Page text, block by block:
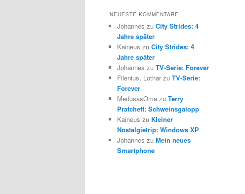
NEUESTE KOMMENTARE
Johannes zu City Strides: 4
Jahre später
Kaineus zu City Strides: 4
Jahre später
Johannes zu TV-Serie: Forever
Filenius, Lothar zu TV-Serie:
Forever
MedusasOma zu Terry
Pratchett: Schweinsgalopp
Kaineus zu Kleiner
Nostalgietrip: Windows XP
Johannes zu Mein neues
Smartphone